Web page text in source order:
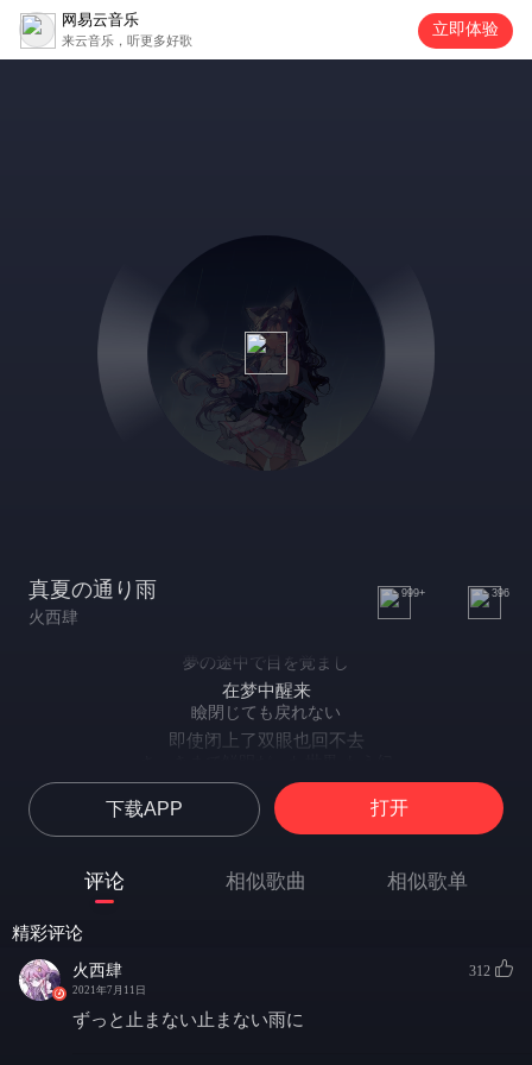
网易云音乐
来云音乐，听更多好歌
立即体验
真夏の通り雨
火西肆
999+ 396
夢の途中で目を覚まし
在梦中醒来
瞼閉じても戻れない
即使闭上了双眼也回不去
直到刚才还那么鲜明的世界 已经化为幻影
汗ばんだ私をそっと抱き寄せて
轻轻地把冒汗的我抱到怀里
深深地刻上无数的第一次
いつになったら悲しくなくなる
下载APP 打开
评论 相似歌曲 相似歌单
精彩评论
火西肆
2021年7月11日
312
ずっと止まない止まない雨に